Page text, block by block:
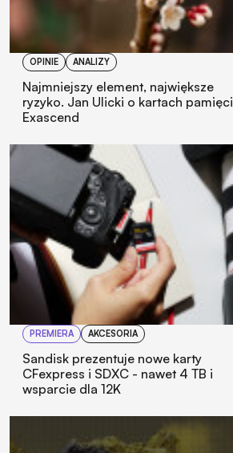
OPINIE ANALIZY
Najmniejszy element, największe
ryzyko. Jan Ulicki o kartach pamięci
Exascend
PREMIERA AKCESORIA
Sandisk prezentuje nowe karty
CFexpress i SDXC - nawet 4 TB i
wsparcie dla 12K